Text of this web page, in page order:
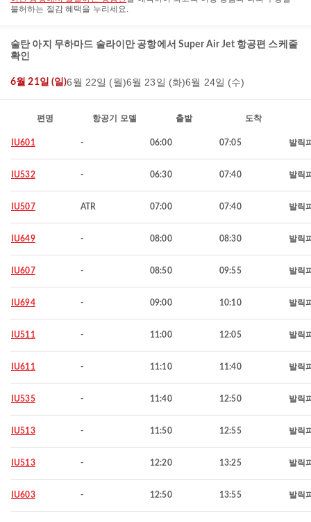
불허하는 절감 혜택을 누리세요.
술탄 아지 무하마드 술라이만 공항에서 Super Air Jet 항공편 스케줄
확인
6월 21일 (일)6월 22일 (월)6월 23일 (화)6월 24일 (수)
편명 항공기 모델 출발 도착
IU601 - 06:00 07:05 발릭
IU532 - 06:30 07:40 발릭
IU507 ATR 07:00 07:40 발릭
IU649 - 08:00 08:30 발릭
IU607 - 08:50 09:55 발릭
IU694 - 09:00 10:10 발릭
IU511 - 11:00 12:05 발릭
IU611 - 11:10 11:40 발릭
IU535 - 11:40 12:50 발릭
IU513 - 11:50 12:55 발릭
IU513 - 12:20 13:25 발릭
IU603 - 12:50 13:55 발릭